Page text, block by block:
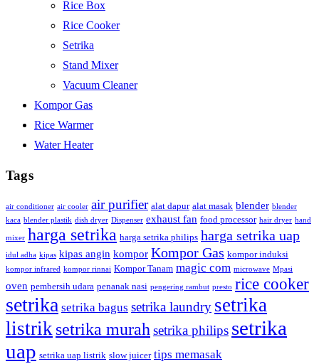
Rice Box
Rice Cooker
Setrika
Stand Mixer
Vacuum Cleaner
Kompor Gas
Rice Warmer
Water Heater
Tags
air conditioner air cooler air purifier alat dapur alat masak blender blender
kaca blender plastik dish dryer Dispenser exhaust fan food processor hair dryer hand
mixer harga setrika harga setrika philips harga setrika uap
idul adha kipas kipas angin kompor Kompor Gas kompor induksi
kompor infrared kompor rinnai Kompor Tanam magic com microwave Mpasi
oven pembersih udara penanak nasi pengering rambut presto rice cooker
setrika setrika bagus setrika laundry setrika
listriksetrika murah setrika philips setrika
uap setrika uap listrik slow juicer tips memasak